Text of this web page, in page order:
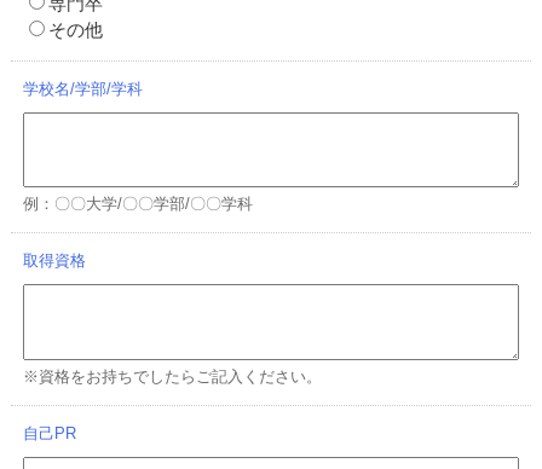
その他
学校名/学部/学科
例：〇〇大学/〇〇学部/〇〇学科
取得資格
※資格をお持ちでしたらご記入ください。
自己PR